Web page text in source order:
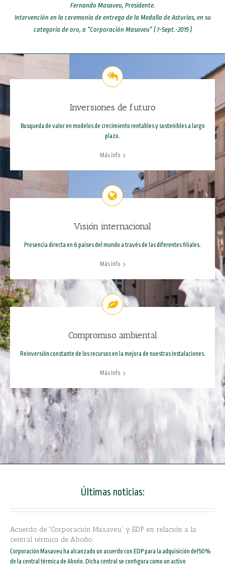
Fernando Masaveu, Presidente.
Intervención en la ceremonia de entrega de la Medalla de Asturias, en su
categoría de oro, a “Corporación Masaveu” ( 7-Sept.-2015 )
Inversiones de futuro
Busqueda de valor en modelos de crecimiento rentables y sostenibles a largo
plazo.
Más info
Visión internacional
Presencia directa en 6 países del mundo a través de las diferentes filiales.
Más Info
Compromiso ambiental
Reinversión constante de los recursos en la mejora de nuestras instalaciones.
Más Info
Últimas noticias:
Acuerdo de “Corporación Masaveu” y EDP en relación a la
central térmica de Aboño
Corporación Masaveu ha alcanzado un acuerdo con EDP para la adquisición del50%
de la central térmica de Aboño. Dicha central se configura como un activo